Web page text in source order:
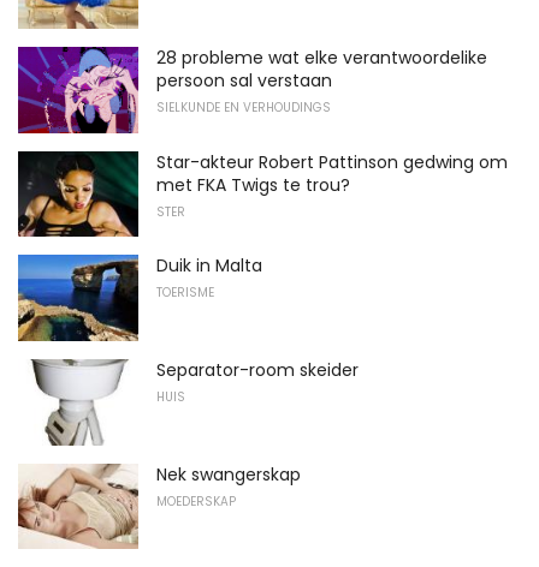
28 probleme wat elke verantwoordelike
persoon sal verstaan
SIELKUNDE EN VERHOUDINGS
Star-akteur Robert Pattinson gedwing om
met FKA Twigs te trou?
STER
Duik in Malta
TOERISME
Separator-room skeider
HUIS
Nek swangerskap
MOEDERSKAP